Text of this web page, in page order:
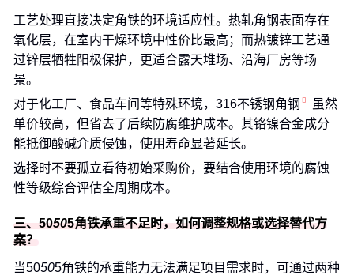
工艺处理直接决定角铁的环境适应性。热轧角钢表面存在
氧化层，在室内干燥环境中性价比最高；而热镀锌工艺通
过锌层牺牲阳极保护，更适合露天堆场、沿海厂房等场
景。
对于化工厂、食品车间等特殊环境， 316不锈钢角钢
虽然
单价较高，但省去了后续防腐维护成本。其铬镍合金成分
能抵御酸碱介质侵蚀，使用寿命显著延长。
选择时不要孤立看待初始采购价，要结合使用环境的腐蚀
性等级综合评估全周期成本。
三、50505角铁承重不足时，如何调整规格或选择替代方
案？
当50505角铁的承重能力无法满足项目需求时，可通过两种